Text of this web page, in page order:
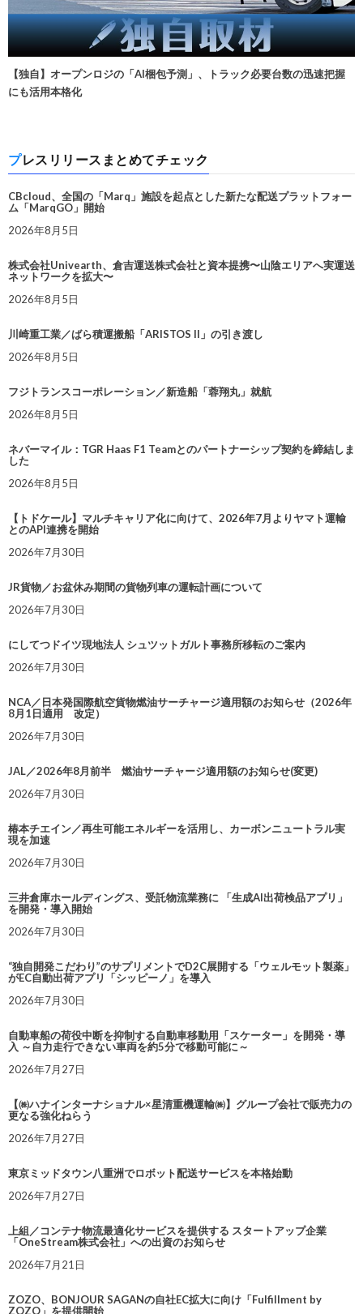
【独自】オープンロジの「AI梱包予測」、トラック必要台数の迅速把握
にも活用本格化
プレスリリースまとめてチェック
CBcloud、全国の「Marq」施設を起点とした新たな配送プラットフォー
ム「MarqGO」開始
2026年8月5日
株式会社Univearth、倉吉運送株式会社と資本提携〜山陰エリアへ実運送
ネットワークを拡大〜
2026年8月5日
川崎重工業／ばら積運搬船「ARISTOS II」の引き渡し
2026年8月5日
フジトランスコーポレーション／新造船「蓉翔丸」就航
2026年8月5日
ネバーマイル：TGR Haas F1 Teamとのパートナーシップ契約を締結しま
した
2026年8月5日
【トドケール】マルチキャリア化に向けて、2026年7月よりヤマト運輸
とのAPI連携を開始
2026年7月30日
JR貨物／お盆休み期間の貨物列車の運転計画について
2026年7月30日
にしてつドイツ現地法人 シュツットガルト事務所移転のご案内
2026年7月30日
NCA／日本発国際航空貨物燃油サーチャージ適用額のお知らせ（2026年
8月1日適用 改定）
2026年7月30日
JAL／2026年8月前半 燃油サーチャージ適用額のお知らせ(変更)
2026年7月30日
椿本チエイン／再生可能エネルギーを活用し、カーボンニュートラル実
現を加速
2026年7月30日
三井倉庫ホールディングス、受託物流業務に 「生成AI出荷検品アプリ」
を開発・導入開始
2026年7月30日
“独自開発こだわり”のサプリメントでD2C展開する「ウェルモット製薬」
がEC自動出荷アプリ「シッピーノ」を導入
2026年7月30日
自動車船の荷役中断を抑制する自動車移動用「スケーター」を開発・導
入 ～自力走行できない車両を約5分で移動可能に～
2026年7月27日
【㈱ハナインターナショナル×星清重機運輸㈱】グループ会社で販売力の
更なる強化ねらう
2026年7月27日
東京ミッドタウン八重洲でロボット配送サービスを本格始動
2026年7月27日
上組／コンテナ物流最適化サービスを提供する スタートアップ企業
「OneStream株式会社」への出資のお知らせ
2026年7月21日
ZOZO、BONJOUR SAGANの自社EC拡大に向け「Fulfillment by
ZOZO」を提供開始